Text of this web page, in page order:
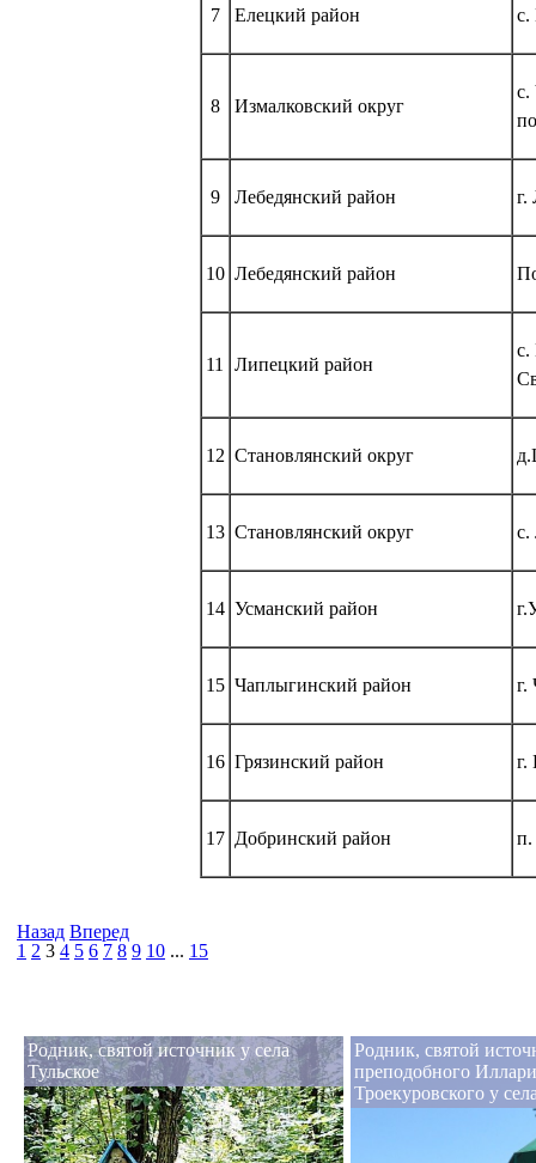
7 Елецкий район с.
8 Измалковский округ
с.
9 Лебедянский район г.
10 Лебедянский район
11 Липецкий район
с.
12 Становлянский округ
13 Становлянский округ с.
14 Усманский район
15 Чаплыгинский район г.
16 Грязинский район г.
17 Добринский район п.
1 2 3 4 5 6 7 8 9 10 ... 15
Назад Вперед
Родник, святой источник у села
Тульское
Родник, святой
преподобного
Троекуровского у